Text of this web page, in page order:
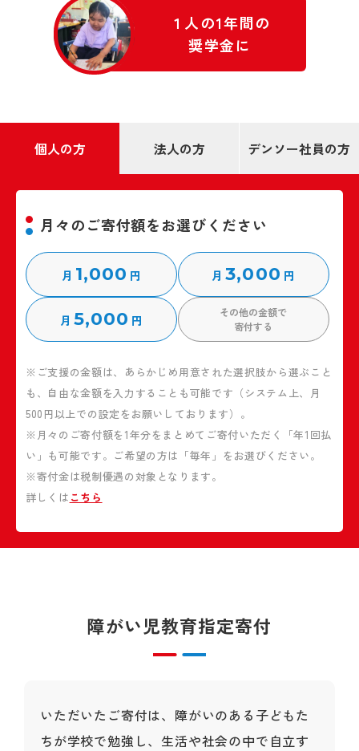
１人の1年間の
奨学金に
個人の方 法人の方 デンソー社員の方
月々のご寄付額をお選びください
月 1,000 円 月 3,000 円
月 5,000 円
その他の金額で
寄付する
※ご支援の金額は、あらかじめ用意された選択肢から選ぶこと
も、自由な金額を入力することも可能です（システム上、月
500円以上での設定をお願いしております）。
※月々のご寄付額を1年分をまとめてご寄付いただく「年1回払
い」も可能です。ご希望の方は「毎年」をお選びください。
※寄付金は税制優遇の対象となります。
詳しくは こちら
障がい児教育指定寄付
いただいたご寄付は、障がいのある子どもた
ちが学校で勉強し、生活や社会の中で自立す